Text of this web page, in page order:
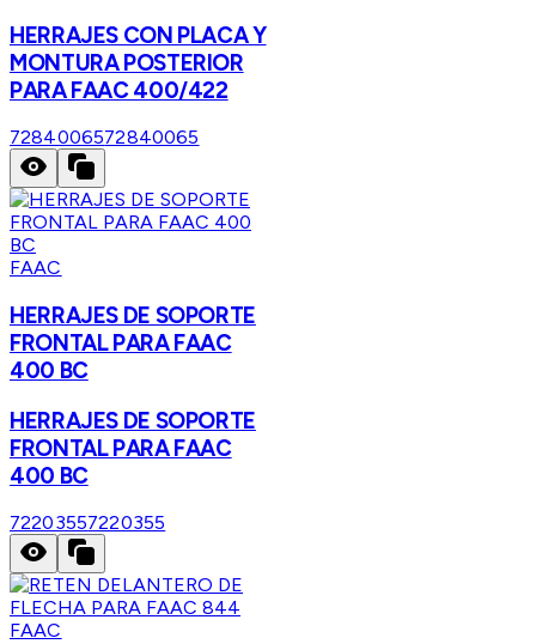
HERRAJES CON PLACA Y
MONTURA POSTERIOR
PARA FAAC 400/422
7284006572840065
FAAC
HERRAJES DE SOPORTE
FRONTAL PARA FAAC
400 BC
HERRAJES DE SOPORTE
FRONTAL PARA FAAC
400 BC
72203557220355
FAAC